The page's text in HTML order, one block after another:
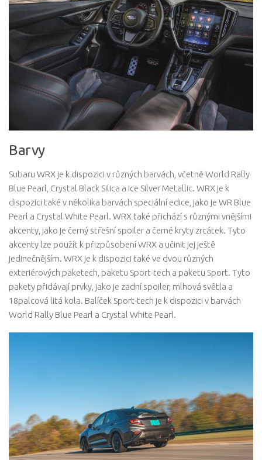
Barvy
Subaru WRX je k dispozici v různých barvách, včetně World Rally
Blue Pearl, Crystal Black Silica a Ice Silver Metallic. WRX je k
dispozici také v několika barvách speciální edice, jako je WR Blue
Pearl a Crystal White Pearl. WRX také přichází s různými vnějšími
akcenty, jako je černý střešní spoiler a černé kryty zrcátek. Tyto
akcenty lze použít k přizpůsobení WRX a učinit jej ještě
jedinečnějším. WRX je k dispozici také ve dvou různých
exteriérových paketech, paketu Sport-tech a paketu Sport. Tyto
pakety přidávají prvky, jako je zadní spoiler, mlhová světla a
18palcová litá kola. Balíček Sport-tech je k dispozici v barvách
World Rally Blue Pearl a Crystal White Pearl.